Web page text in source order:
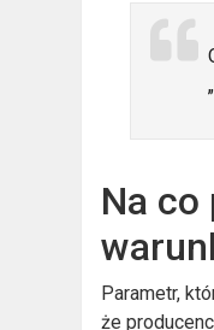
Na
Parametr,
że